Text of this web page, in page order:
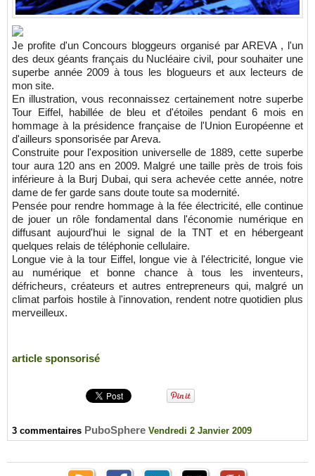
Je profite d'unConcours bloggeurs organisé parAREVA, l'un
des deux géants français du Nucléaire civil, pour souhaiter une
superbe année 2009 à tous les blogueurs et aux lecteurs de
mon site.
En illustration, vous reconnaissez certainement notre superbe
Tour Eiffel, habillée de bleu et d'étoiles pendant 6 mois en
hommage à la présidence française de l'Union Européenne et
d'ailleurs sponsorisée par Areva.
Construite pour l'exposition universelle de 1889, cette superbe
tour aura 120 ans en 2009. Malgré une taille près de trois fois
inférieure à la Burj Dubai, qui sera achevée cette année, notre
dame de fer garde sans doute toute sa modernité.
Pensée pour rendre hommage à la fée électricité, elle continue
de jouer un rôle fondamental dans l'économie numérique en
diffusant aujourd'hui le signal de la TNT et en hébergeant
quelques relais de téléphonie cellulaire.
Longue vie à la tour Eiffel, longue vie à l'électricité, longue vie
au numérique et bonne chance à tous les inventeurs,
défricheurs, créateurs et autres entrepreneurs qui, malgré un
climat parfois hostile à l'innovation, rendent notre quotidien plus
merveilleux.
article sponsorisé
3 commentaires PuboSphere Vendredi 2 Janvier 2009